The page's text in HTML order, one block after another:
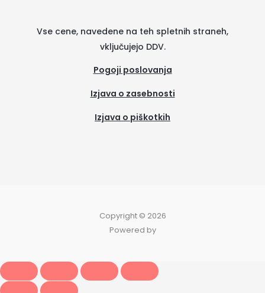
Vse cene, navedene na teh spletnih straneh,
vključujejo DDV.
Pogoji poslovanja
Izjava o zasebnosti
Izjava o piškotkih
Copyright © 2026
Powered by